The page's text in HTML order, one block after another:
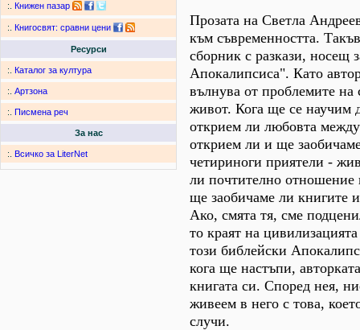
:. Книжен пазар
:. Книгосвят: сравни цени
Ресурси
:. Каталог за култура
:. Артзона
:. Писмена реч
За нас
:. Всичко за LiterNet
Прозата на Светла
към съвременността.
сборник с разкази, носещ
Апокалипсиса". Като
вълнува от проблемите
живот. Кога ще се научим
открием ли любовта
открием ли и ще
четириноги приятели -
ли почтително
ще заобичаме ли книгите
Aко, смята тя, сме
то краят на
този библейски
кога ще настъпи,
книгата си. Според нея,
живеем в него с това,
случи.